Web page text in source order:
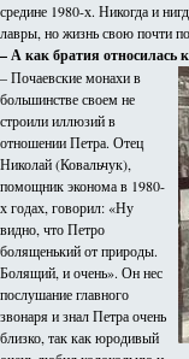
средине 1980-х. Никогда и
лавры, но жизнь свою почти
– А как братия относилась
– Почаевские монахи в
большинстве своем не
строили иллюзий в
отношении Петра. Отец
Николай (Ковальчук),
помощник эконома в 1980-
х годах, говорил: «Ну
видно, что Петро
болященький от природы.
Болящий, и очень». Он нес
послушание главного
звонаря и знал Петра очень
близко, так как юродивый